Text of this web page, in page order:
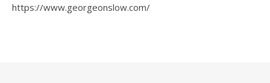
https://www.georgeonslow.com/